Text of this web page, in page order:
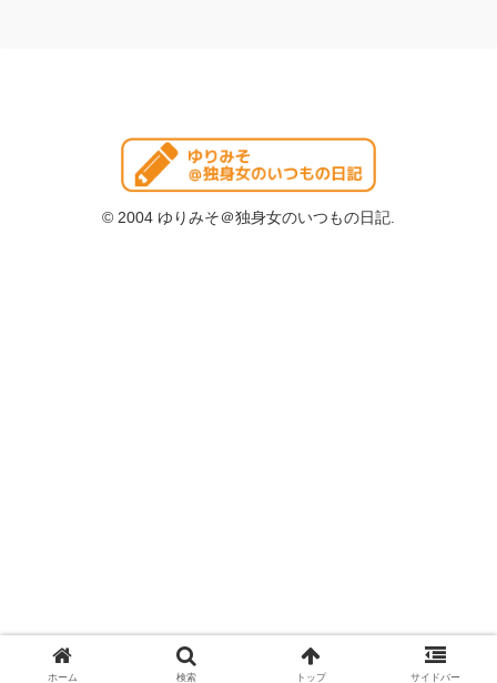
© 2004 ゆりみそ＠独身女のいつもの日記.
ホーム 検索 トップ サイドバー